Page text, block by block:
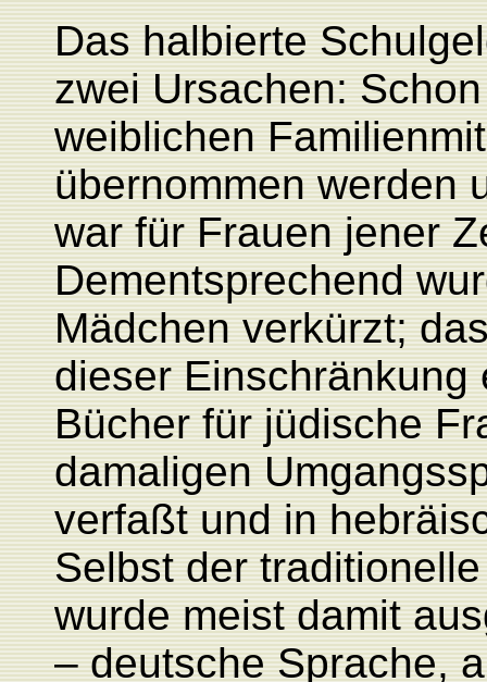
Das halbierte
zwei Ursachen:
weiblichen
übernommen werden
war für Frauen jener
Dementsprechend
Mädchen verkürzt;
dieser
Bücher für jüdische
damaligen
verfaßt und in
Selbst der
wurde meist damit
– deutsche Sprache,